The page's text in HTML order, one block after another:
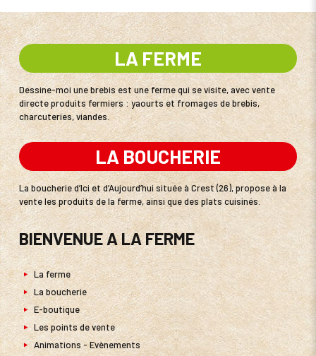
LA FERME
Dessine-moi une brebis est une ferme qui se visite, avec vente
directe produits fermiers : yaourts et fromages de brebis,
charcuteries, viandes.
LA BOUCHERIE
La boucherie d’Ici et d’Aujourd’hui située à Crest (26), propose à la
vente les produits de la ferme, ainsi que des plats cuisinés.
BIENVENUE A LA FERME
La ferme
La boucherie
E-boutique
Les points de vente
Animations - Evènements